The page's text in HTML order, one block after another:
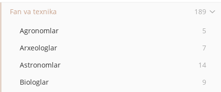
Fan va texnika 189
Agronomlar
5
Arxeologlar
7
Astronomlar
14
Biologlar
9